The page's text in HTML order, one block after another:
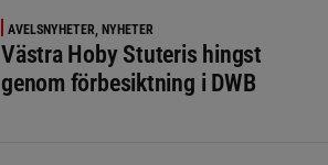
AVELSNYHETER, NYHETER
Västra Hoby Stuteris hingst
genom förbesiktning i DWB